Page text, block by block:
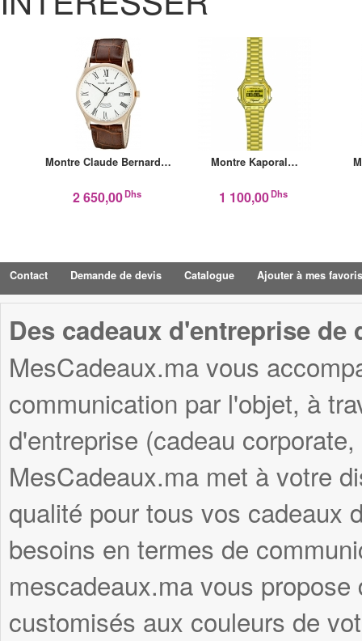
Montre Claude Bernard…
2 650,00Dhs
Montre Kaporal…
1 100,00Dhs
Contact Demande de devis Catalogue Ajouter à mes favoris
Des cadeaux d'entreprise
MesCadeaux.ma vous
communication par l'objet, à
d'entreprise (cadeau
MesCadeaux.ma met à votre
qualité pour tous vos cadeaux
besoins en termes de
mescadeaux.ma vous
customisés aux couleurs de